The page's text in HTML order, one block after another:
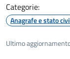
Categorie:
Anagrafe e stato
Ultimo